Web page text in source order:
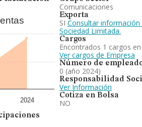
2024
Comunicaciones
Exporta
SI Consultar información
Sociedad Limitada.
Cargos
Encontrados 1 cargos
Ver cargos de Empresa
Número de
0 (año 2024)
Responsabilidad
Ver Información
Cotiza en Bolsa
NO